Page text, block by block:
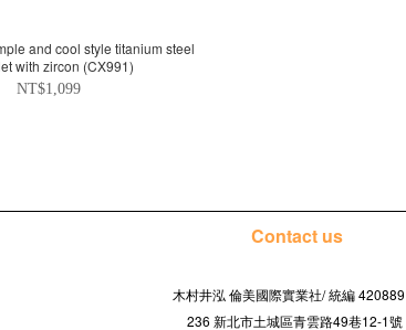
and cool style titanium steel
with zircon (CX991)
NT$1,099
Contact us
木村井泓 倫美國際實業社/統編
236 新北市土城區青雲路49巷12-1號